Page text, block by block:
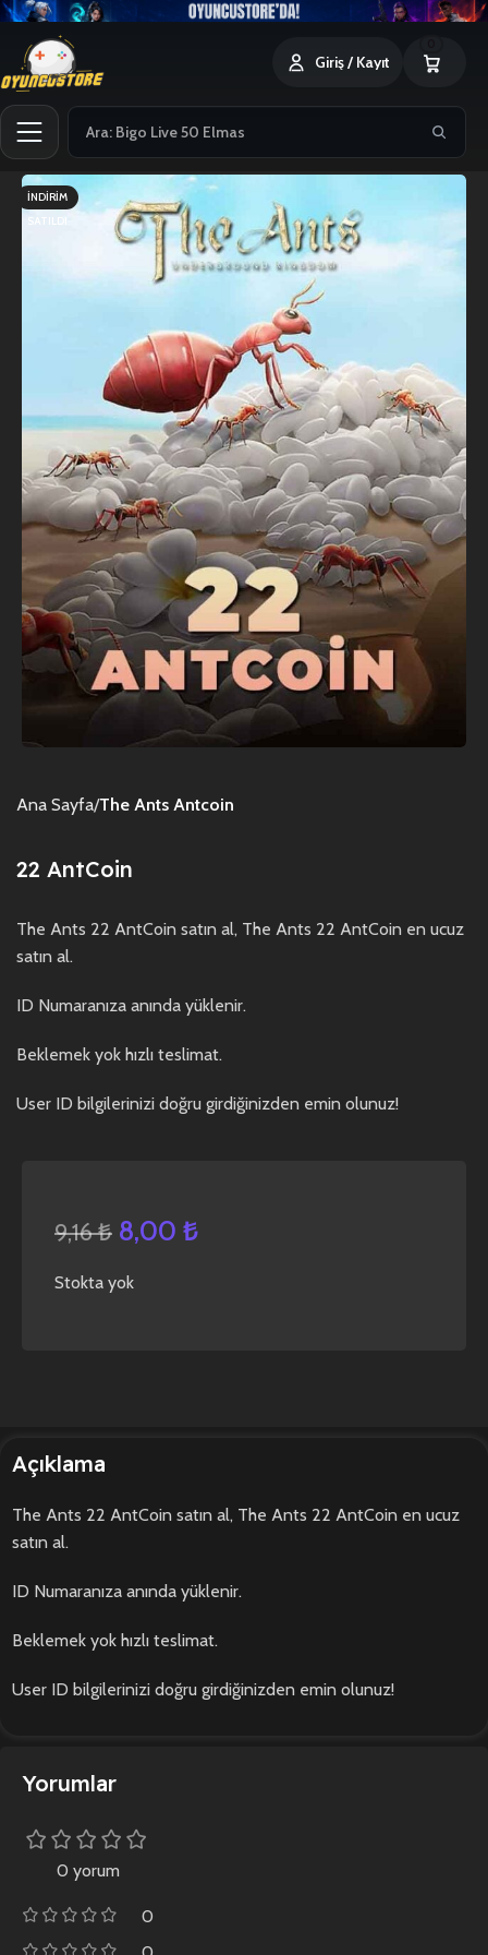
Giriş / Kayıt
İNDIRIM
SATILDI
Ana Sayfa The Ants Antcoin
22 AntCoin
The Ants 22 AntCoin satın al, The Ants 22 AntCoin en ucuz
satın al.
ID Numaranıza anında yüklenir.
Beklemek yok hızlı teslimat.
User ID bilgilerinizi doğru girdiğinizden emin olunuz!
9,16₺ 8,00 ₺
Stokta yok
Açıklama
The Ants 22 AntCoin satın al, The Ants 22 AntCoin en ucuz
satın al.
ID Numaranıza anında yüklenir.
Beklemek yok hızlı teslimat.
User ID bilgilerinizi doğru girdiğinizden emin olunuz!
Yorumlar
0 yorum
0